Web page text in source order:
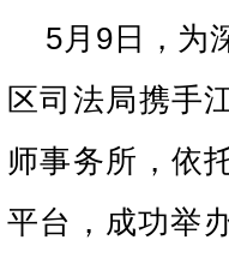
5月9日，为
区司法局携手
师事务所，依
平台，成功举